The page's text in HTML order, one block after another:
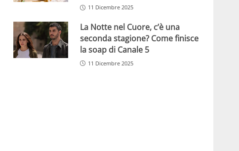
11 Dicembre 2025
La Notte nel Cuore, c’è una
seconda stagione? Come finisce
la soap di Canale 5
11 Dicembre 2025